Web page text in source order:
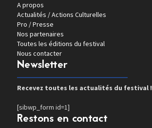
A propos
Actualités / Actions Culturelles
Pro / Presse
Nos partenaires
Toutes les éditions du festival
Nous contacter
Newsletter
Recevez toutes les actualités du festival !
[sibwp_form id=1]
Restons en contact